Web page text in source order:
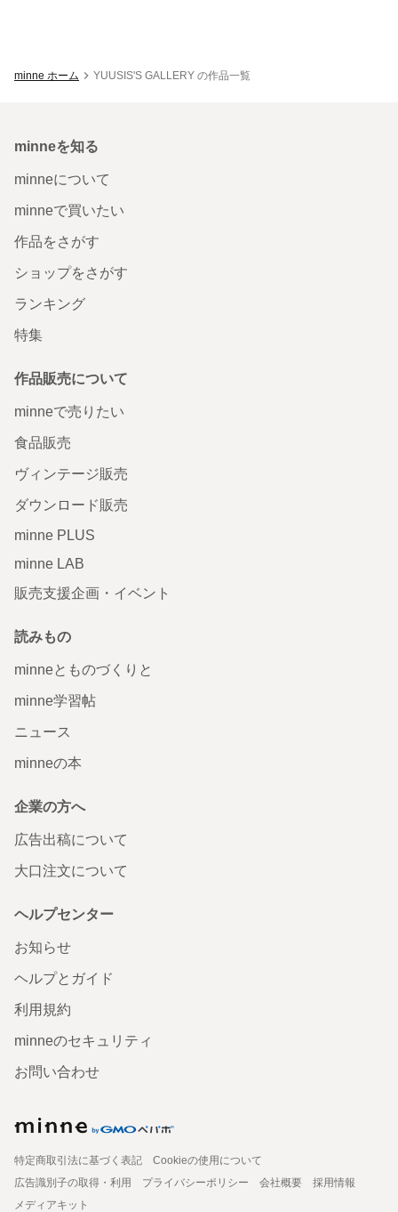
minne ホーム YUUSIS'S GALLERY の作品一覧
minneを知る
minneについて
minneで買いたい
作品をさがす
ショップをさがす
ランキング
特集
作品販売について
minneで売りたい
食品販売
ヴィンテージ販売
ダウンロード販売
minne PLUS
minne LAB
販売支援企画・イベント
読みもの
minneとものづくりと
minne学習帖
ニュース
minneの本
企業の方へ
広告出稿について
大口注文について
ヘルプセンター
お知らせ
ヘルプとガイド
利用規約
minneのセキュリティ
お問い合わせ
特定商取引法に基づく表記
Cookieの使用について
広告識別子の取得・利用
プライバシーポリシー 会社概要
採用情報
メディアキット